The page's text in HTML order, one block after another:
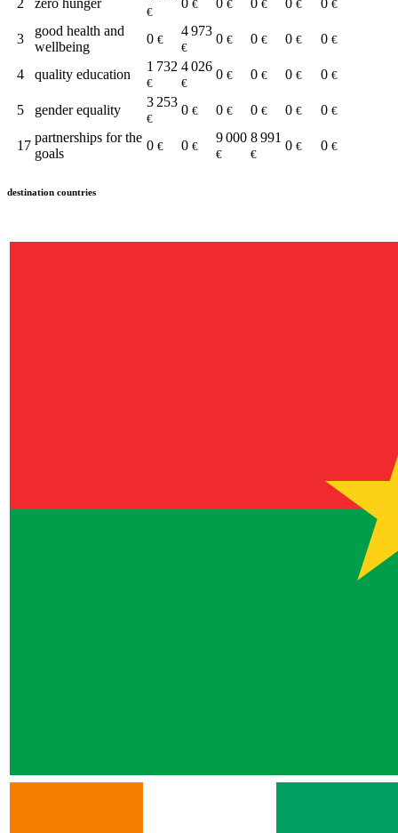
2 zero hunger
€
0 € 0 € 0 € 0 € 0 €
3
good health and
wellbeing
0 €
4 973
€
0 € 0 € 0 € 0 €
4 quality education
1 732
€
4 026
€
0 € 0 € 0 € 0 €
5 gender equality
3 253
€
0 € 0 € 0 € 0 € 0 €
17
partnerships for the
goals
0 € 0 €
9 000
€
8 991
€
0 € 0 €
destination countries